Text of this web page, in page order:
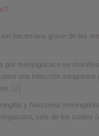
bacteriana grave de las
por meningococo se
una infección sanguínea
2
y Neisseria meningitidis
seis de los cuales